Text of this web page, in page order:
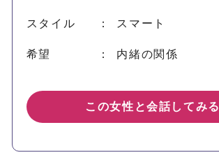
スタイル
希望
： スマート
： 内緒の関係
この女性と会話してみる